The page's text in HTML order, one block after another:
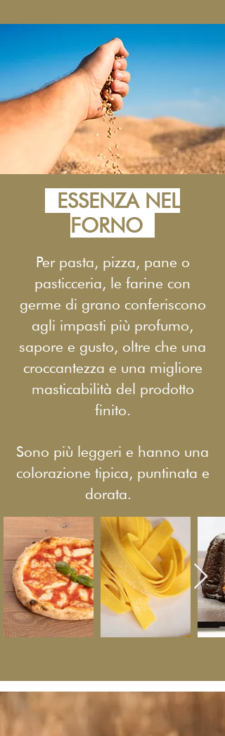
ESSENZA NEL
FORNO
Per pasta, pizza, pane o
pasticceria, le farine con
germe di grano conferiscono
agli impasti più profumo,
sapore e gusto, oltre che una
croccantezza e una migliore
masticabilità del prodotto
finito.
Sono più leggeri e hanno una
colorazione tipica, puntinata e
dorata.